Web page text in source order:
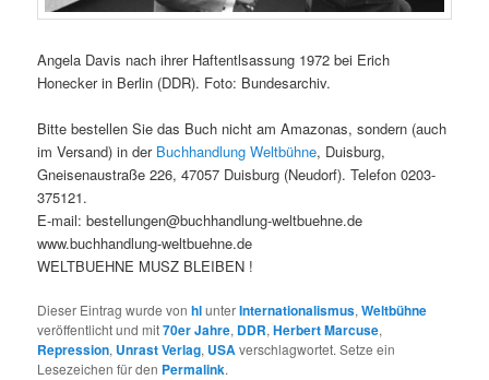
Angela Davis nach ihrer Haftentlsassung 1972 bei Erich
Honecker in Berlin (DDR). Foto: Bundesarchiv.
Bitte bestellen Sie das Buch nicht am Amazonas, sondern (auch
im Versand) in der Buchhandlung Weltbühne, Duisburg,
Gneisenaustraße 226, 47057 Duisburg (Neudorf). Telefon 0203-
375121.
E-mail: bestellungen@buchhandlung-weltbuehne.de
www.buchhandlung-weltbuehne.de
WELTBUEHNE MUSZ BLEIBEN !
Dieser Eintrag wurde vonhlunterInternationalismus,Weltbühne
veröffentlicht und mit70er Jahre, DDR,Herbert Marcuse,
Repression, Unrast Verlag, USAverschlagwortet. Setze ein
Lesezeichen für den Permalink.